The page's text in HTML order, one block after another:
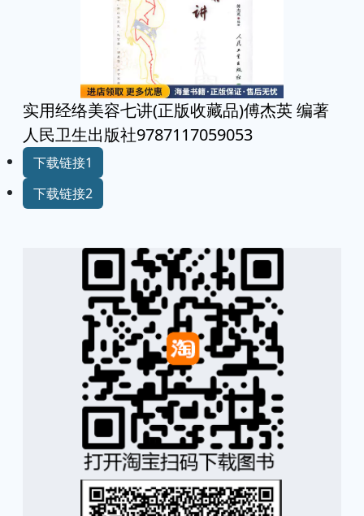
实用经络美容七讲(正版收藏品)傅杰英 编著
人民卫生出版社9787117059053
下载链接1
下载链接2